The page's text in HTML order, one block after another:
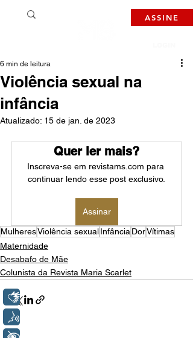
ASSINE
Violência sexual na
infância
6 min de leitura
Atualizado: 15 de jan. de 2023
Quer ler mais?
Inscreva-se em revistams.com para
continuar lendo esse post exclusivo.
Assinar
MulheresViolência sexualInfância DorVítimas
Maternidade
Desabafo de Mãe
Colunista da Revista Maria Scarlet
Libras